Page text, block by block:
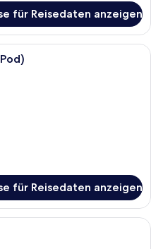
für Reisedaten anzeigen
Hotelzimmer mit Bett,
für Reisedaten anzeigen
Hotelzimmer mit Etagenbetten,